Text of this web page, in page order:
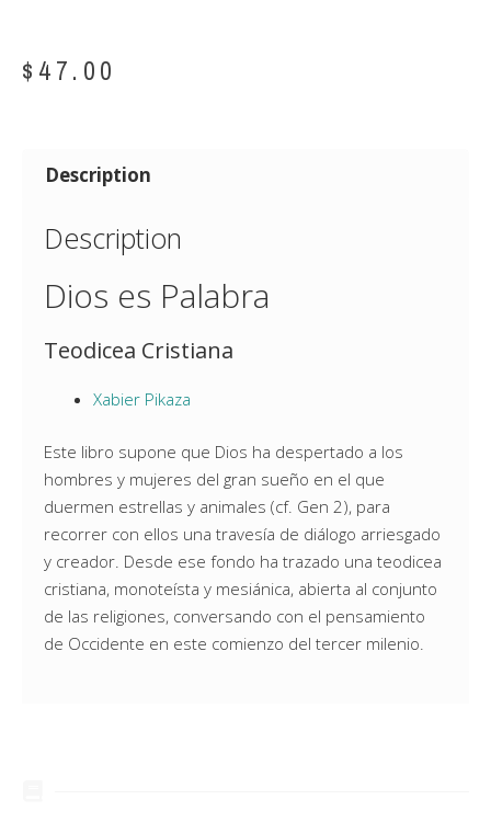
$ 47.00
Description
Description
Dios es Palabra
Teodicea Cristiana
Xabier Pikaza
Este libro supone que Dios ha despertado a los
hombres y mujeres del gran sueño en el que
duermen estrellas y animales (cf. Gen 2), para
recorrer con ellos una travesía de diálogo arriesgado
y creador. Desde ese fondo ha trazado una teodicea
cristiana, monoteísta y mesiánica, abierta al conjunto
de las religiones, conversando con el pensamiento
de Occidente en este comienzo del tercer milenio.